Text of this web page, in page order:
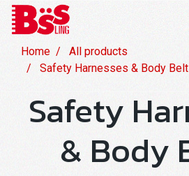
Home
All products
Safety Harnesses & Body
Safety
& Body